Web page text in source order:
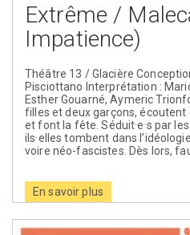
Extrême /
Impatience)
Théâtre 13 / Glacière
Pisciottano Interprétation :
Esther Gouarné, Aymeric
filles et deux garçons,
et font la fête. Séduit·e·s par
ils·elles tombent dans
voire néo-fascistes. Dès lors,
En savoir plus